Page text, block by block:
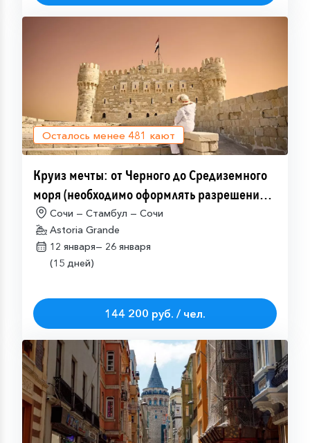
Осталось менее 481 кают
Круиз мечты: от Черного до Средиземного
моря (необходимо оформлять разрешение
на посещение Израиля (ETA-IL)
Сочи — Стамбул — Сочи
Astoria Grande
12 января— 26 января
(15 дней)
144 200 руб. / чел.